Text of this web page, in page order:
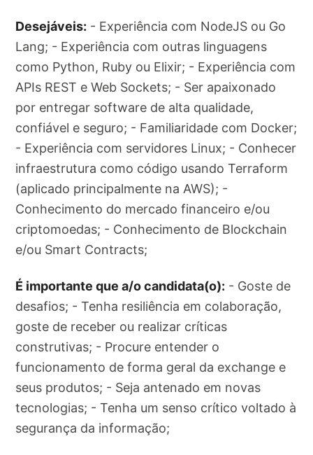
Desejáveis: - Experiência com NodeJS ou Go
Lang; - Experiência com outras linguagens
como Python, Ruby ou Elixir; - Experiência com
APIs REST e Web Sockets; - Ser apaixonado
por entregar software de alta qualidade,
confiável e seguro; - Familiaridade com Docker;
- Experiência com servidores Linux; - Conhecer
infraestrutura como código usando Terraform
(aplicado principalmente na AWS); -
Conhecimento do mercado financeiro e/ou
criptomoedas; - Conhecimento de Blockchain
e/ou Smart Contracts;
É importante que a/o candidata(o): - Goste de
desafios; - Tenha resiliência em colaboração,
goste de receber ou realizar críticas
construtivas; - Procure entender o
funcionamento de forma geral da exchange e
seus produtos; - Seja antenado em novas
tecnologias; - Tenha um senso crítico voltado à
segurança da informação;